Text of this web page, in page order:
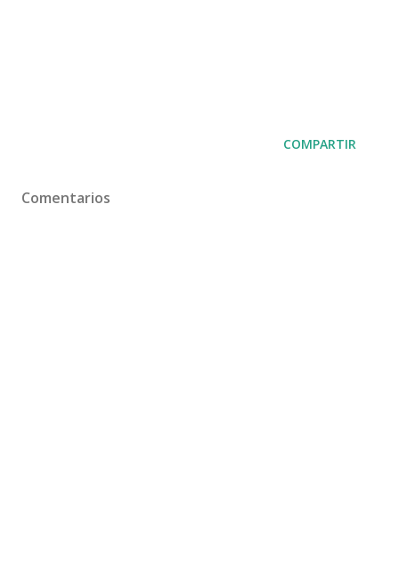
COMPARTIR
Comentarios